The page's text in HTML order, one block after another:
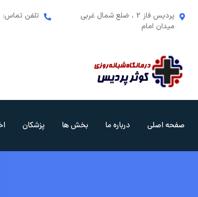
پردیس فاز 2 ، ضلع شمال غربی
میدان امام
تلفن تماس:
صفحه اصلی درباره ما بخش ها پزشکان